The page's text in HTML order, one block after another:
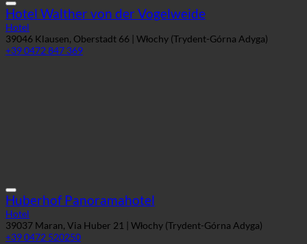
Hotel Walther von der Vogelweide
Hotel
39046 Klausen, Oberstadt 66 | Włochy (Trydent-Górna Adyga)
+39 0472 847 369
Huberhof Panoramahotel
Hotel
39037 Maran, Via Huber 21 | Włochy (Trydent-Górna Adyga)
+39 0472 520250